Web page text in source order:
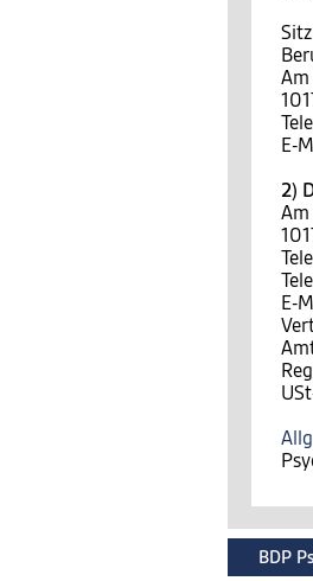
Am
E-
2)
Am
E-
BDP